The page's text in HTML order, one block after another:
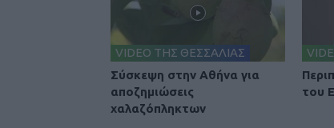
VIDEO ΤΗΣ ΘΕΣΣΑΛΙΑΣ
Σύσκεψη στην Αθήνα για
αποζημιώσεις
χαλαζόπληκτων
του